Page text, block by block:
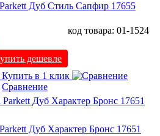
Дуб Стиль Сапфир 17655
код товара: 01-1524
дешевле
Купить в 1 клик
Сравнение
Дуб Характер Бронс 17651